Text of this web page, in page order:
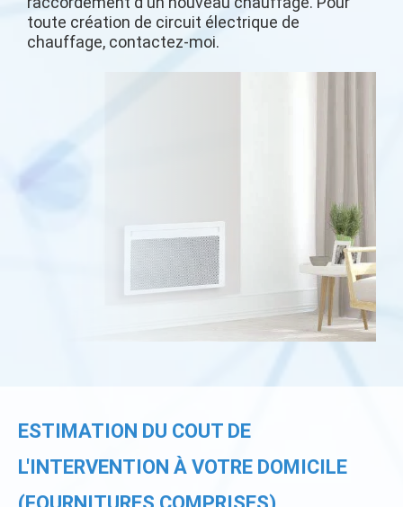
toute création de circuit électrique de
chauffage, contactez-moi.
ESTIMATION DU COUT DE
L'INTERVENTION À VOTRE DOMICILE